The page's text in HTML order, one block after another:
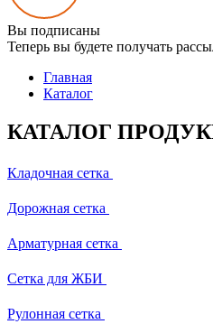
Вы подписаны
Теперь вы будете получать
Главная
Каталог
КАТАЛОГ
Кладочная сетка
Дорожная сетка
Арматурная сетка
Сетка для ЖБИ
Рулонная сетка